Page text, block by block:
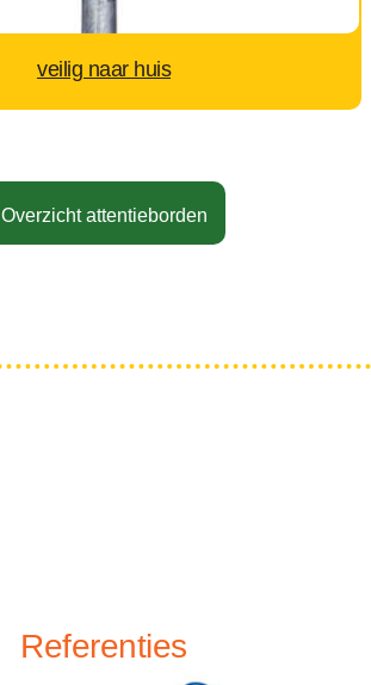
veilig naar huis
Overzicht attentieborden
Referenties